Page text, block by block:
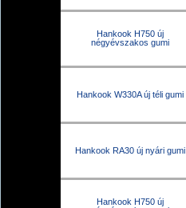
Hankook H750 új
négyévszakos gumi
Hankook W330A új téli gumi
Hankook RA30 új nyári gumi
Hankook H750 új